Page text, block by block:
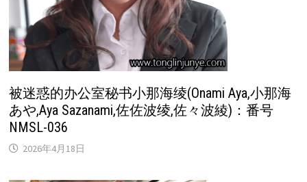
被迷惑的办公室秘书小那海绫(Onami Aya,小那海
あや,Aya Sazanami,佐佐波绫,佐々波綾)：番号
NMSL-036
2026年4月18日